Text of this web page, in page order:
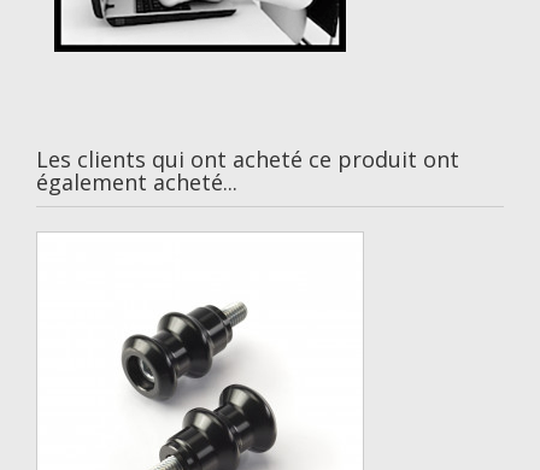
Les clients qui ont acheté ce produit ont
également acheté...